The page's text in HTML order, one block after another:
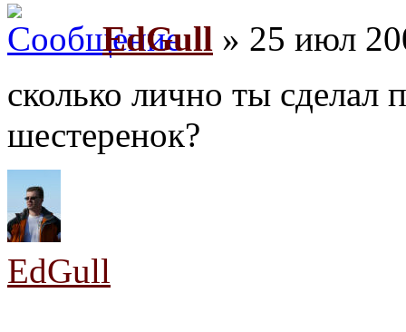
EdGull » 25 июл
сколько лично ты сделал
шестеренок?
EdGull